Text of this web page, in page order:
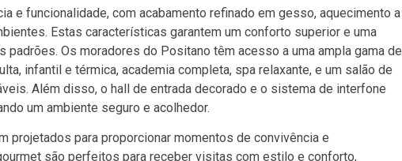
e funcionalidade, com acabamento refinado em gesso, aquecimento a
Estas características garantem um conforto superior e uma
Os moradores do Positano têm acesso a uma ampla gama de
infantil e térmica, academia completa, spa relaxante, e um salão de
Além disso, o hall de entrada decorado e o sistema de interfone
um ambiente seguro e acolhedor.
projetados para proporcionar momentos de convivência e
são perfeitos para receber visitas com estilo e conforto,